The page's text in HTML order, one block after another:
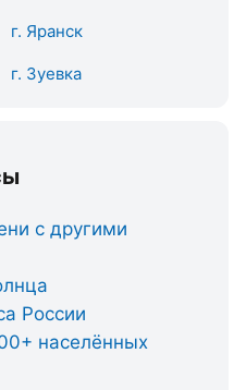
г. Яранск
г. Зуевка
с другими
России
населённых